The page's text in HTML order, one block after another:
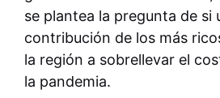
se plantea la pregunta de si
contribución de los más
la región a sobrellevar el
la pandemia.